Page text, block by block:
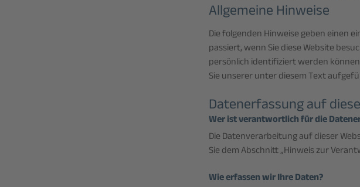
Allgemeine Hinweise
Die folgenden Hinweise geben einen
passiert, wenn Sie diese Website
persönlich identifiziert werden
Sie unserer unter diesem Text
Datenerfassung auf
Wer ist verantwortlich für die
Die Datenverarbeitung auf dieser
Sie dem Abschnitt „Hinweis zur
Wie erfassen wir Ihre Daten?